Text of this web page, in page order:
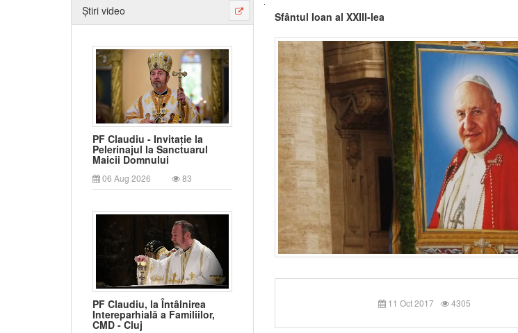
Știri video
PF Claudiu - Invitație la
Pelerinajul la Sanctuarul
Maicii Domnului
06 Aug 2026 83
PF Claudiu, la Întâlnirea
Intereparhială a Familiilor,
CMD - Cluj
Sfântul Ioan al XXIII-lea
11 Oct 2017 4305